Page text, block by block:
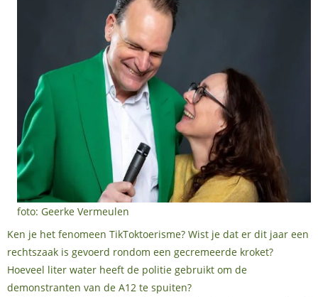
foto: Geerke Vermeulen
Ken je het fenomeen TikToktoerisme? Wist je dat er dit jaar een
rechtszaak is gevoerd rondom een gecremeerde kroket?
Hoeveel liter water heeft de politie gebruikt om de
demonstranten van de A12 te spuiten?